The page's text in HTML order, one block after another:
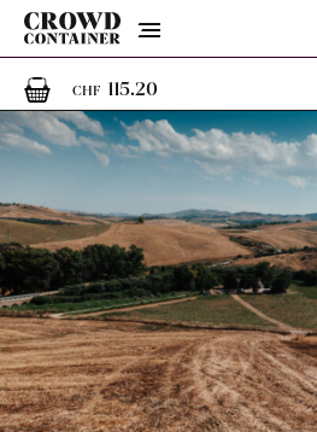
Menu
CHF 115.201 Artikel im